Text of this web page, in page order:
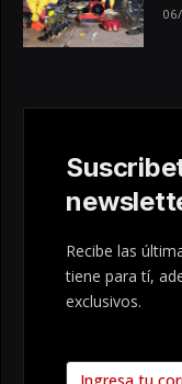
Recibe las
tiene para tí,
exclusivos.